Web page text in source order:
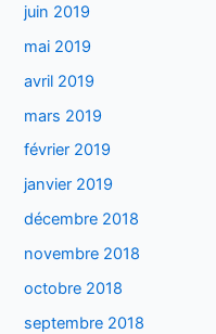
juin 2019
mai 2019
avril 2019
mars 2019
février 2019
janvier 2019
décembre 2018
novembre 2018
octobre 2018
septembre 2018